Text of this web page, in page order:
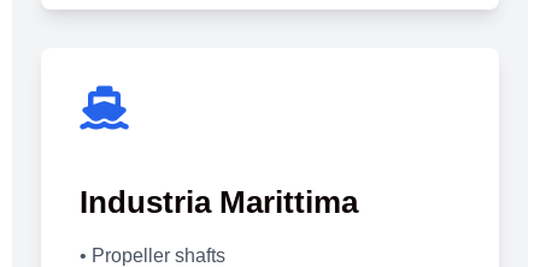
Industria Marittima
• Propeller shafts